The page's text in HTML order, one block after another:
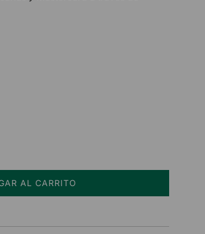
AL CARRITO
C
G